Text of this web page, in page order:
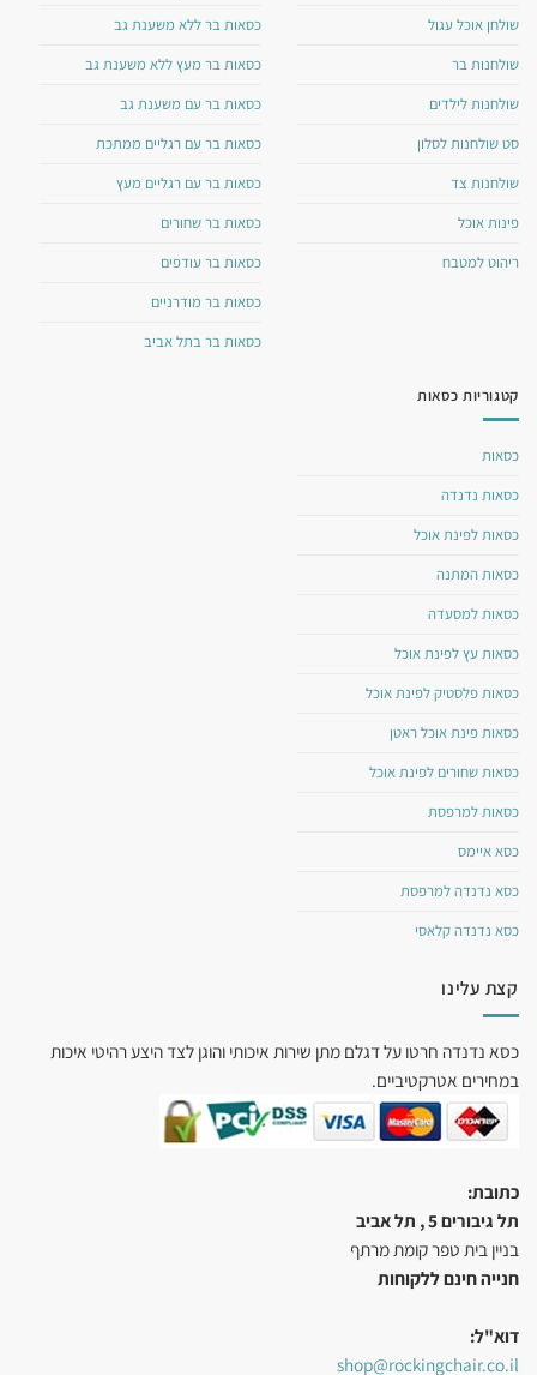
קצת עלינו
כסא נדנדה חרטו על דגלם מתן שירות איכותי והוגן לצד היצע רהיטי איכות
במחירים אטרקטיביים.
כתובת:
תל גיבורים 5 , תל אביב
בניין בית טפר קומת מרתף
חנייה חינם ללקוחות
דוא"ל:
shop@rockingchair.co.il
שולחן אוכל עגול
שולחנות בר
שולחנות לילדים
סט שולחנות לסלון
שולחנות צד
פינות אוכל
ריהוט למטבח
כסאות בר ללא משענת גב
כסאות בר מעץ ללא משענת גב
כסאות בר עם משענת גב
כסאות בר עם רגליים ממתכת
כסאות בר עם רגליים מעץ
כסאות בר שחורים
כסאות בר עודפים
כסאות בר מודרניים
כסאות בר בתל אביב
קטגוריות כסאות
כסאות
כסאות נדנדה
כסאות לפינת אוכל
כסאות המתנה
כסאות למסעדה
כסאות עץ לפינת אוכל
כסאות פלסטיק לפינת אוכל
כסאות פינת אוכל ראטן
כסאות שחורים לפינת אוכל
כסאות למרפסת
כסא איימס
כסא נדנדה למרפסת
כסא נדנדה קלאסי